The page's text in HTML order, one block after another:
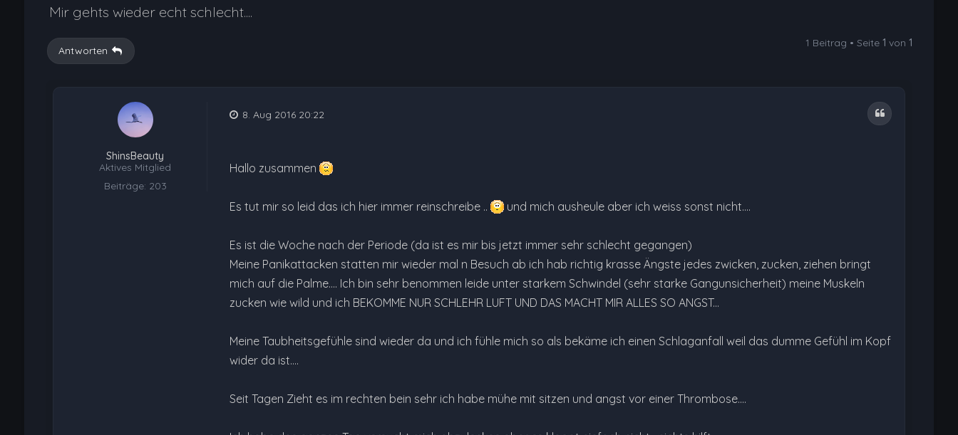
Mir gehts wieder echt schlecht....
Antworten
1 Beitrag • Seite1 von1
ShinsBeauty
Aktives Mitglied
Beiträge: 203
Zitat
8. Aug 2016 20:22
Hallo zusammen
Es tut mir so leid das ich hier immer reinschreibe .. und mich ausheule aber ich weiss sonst nicht....
Es ist die Woche nach der Periode (da ist es mir bis jetzt immer sehr schlecht gegangen)
Meine Panikattacken statten mir wieder mal n Besuch ab ich hab richtig krasse Ängste jedes zwicken, zucken, ziehen bringt
mich auf die Palme.... Ich bin sehr benommen leide unter starkem Schwindel (sehr starke Gangunsicherheit) meine Muskeln
zucken wie wild und ich BEKOMME NUR SCHLEHR LUFT UND DAS MACHT MIR ALLES SO ANGST...
Meine Taubheitsgefühle sind wieder da und ich fühle mich so als bekäme ich einen Schlaganfall weil das dumme Gefühl im Kopf
wider da ist....
Seit Tagen Zieht es im rechten bein sehr ich habe mühe mit sitzen und angst vor einer Thrombose....